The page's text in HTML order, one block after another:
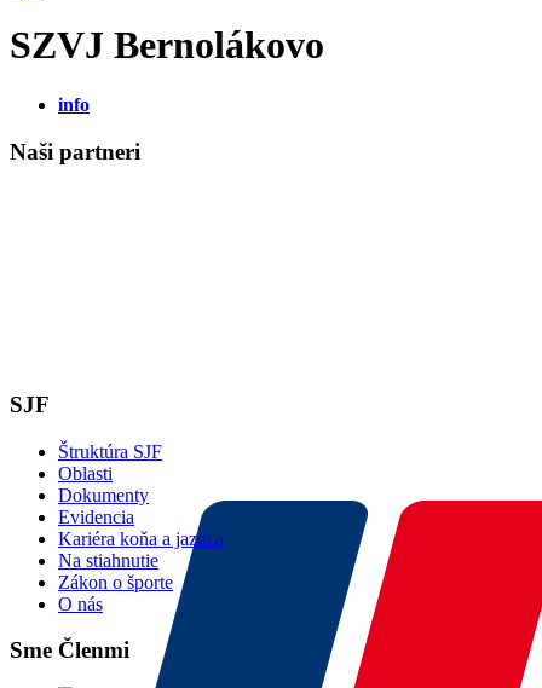
SZVJ Bernolákovo
info
Naši partneri
SJF
Štruktúra SJF
Oblasti
Dokumenty
Evidencia
Kariéra koňa a jazdca
Na stiahnutie
Zákon o športe
O nás
Sme Členmi